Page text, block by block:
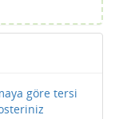
göre tersi